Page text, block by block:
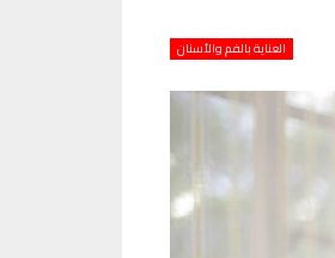
العناية بالفم والأسنان